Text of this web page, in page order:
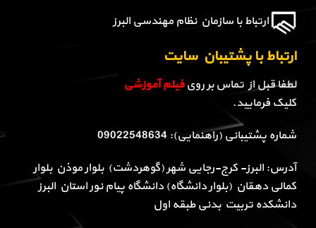
ارتباط با سازمان نظام مهندسی البرز
ارتباط با پشتیبان سایت
لطفا قبل از تماس بر رویفیلم آموزشی
کلیک فرمایید.
شماره پشتیبانی (راهنمایی): 09022548634
آدرس: البرز- کرج-رجایی شهر (گوهردشت) بلوار موذن بلوار
کمالی دهقان (بلوار دانشگاه) دانشگاه پیام نور استان البرز
دانشکده تربیت بدنی طبقه اول